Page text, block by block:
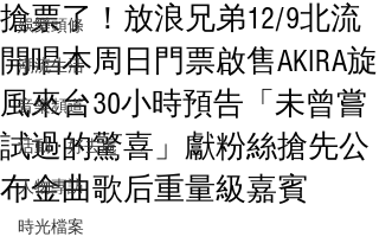
娛樂頭條
潮流生活
音樂頻道
活動・好去處
人物專訪
時光檔案
搶票了！放浪兄弟12/9北流
開唱本周日門票啟售AKIRA旋
風來台30小時預告「未曾嘗
試過的驚喜」獻粉絲搶先公
布金曲歌后重量級嘉賓